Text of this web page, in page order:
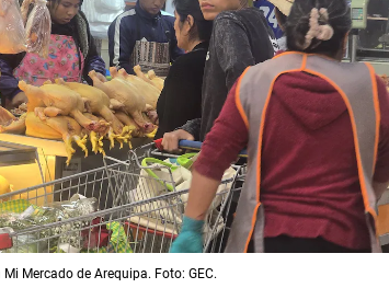
Mercado de Arequipa. Foto: GEC.